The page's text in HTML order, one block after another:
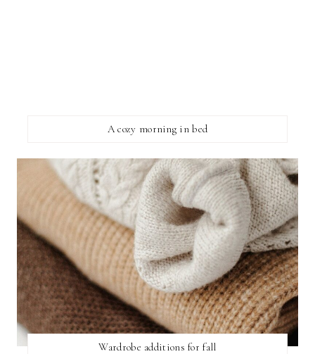
A cozy morning in bed
Wardrobe additions for fall